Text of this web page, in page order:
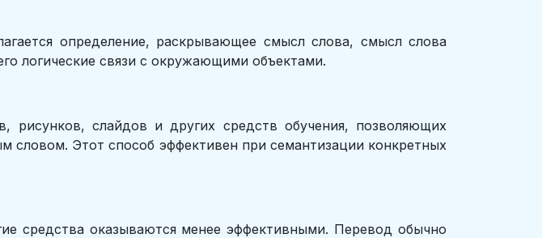
определение, раскрывающее смысл слова, смысл слова
логические связи с окружающими объектами.
рисунков, слайдов и других средств обучения, позволяющих
словом. Этот способ эффективен при семантизации конкретных
средства оказываются менее эффективными. Перевод обычно